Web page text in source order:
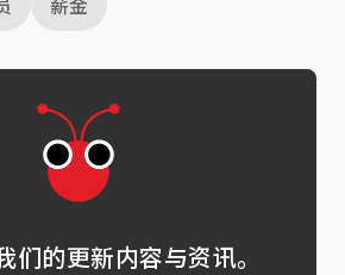
们的更新内容与资讯。